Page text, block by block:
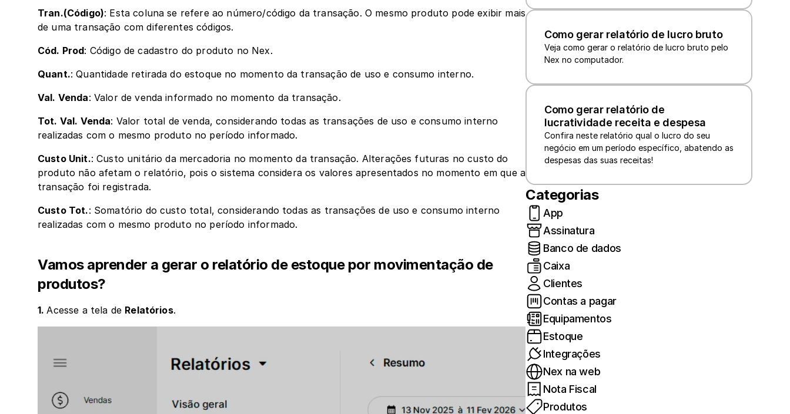
Tran.(Código): Esta coluna se refere ao número/código da transação. O mesmo produto pode exibir mais
de uma transação com diferentes códigos.
Cód. Prod: Código de cadastro do produto no Nex.
Quant.: Quantidade retirada do estoque no momento da transação de uso e consumo interno.
Val. Venda: Valor de venda informado no momento da transação.
Tot. Val. Venda: Valor total de venda, considerando todas as transações de uso e consumo interno
realizadas com o mesmo produto no período informado.
Custo Unit.: Custo unitário da mercadoria no momento da transação. Alterações futuras no custo do
produto não afetam o relatório, pois o sistema considera os valores apresentados no momento em que a
transação foi registrada.
Custo Tot.: Somatório do custo total, considerando todas as transações de uso e consumo interno
realizadas com o mesmo produto no período informado.
Vamos aprender a gerar o relatório de estoque por movimentação de
produtos?
1. Acesse a tela de Relatórios.
Como gerar relatório de lucro bruto
Veja como gerar o relatório de lucro bruto pelo
Nex no computador.
Como gerar relatório de
lucratividade receita e despesa
Confira neste relatório qual o lucro do seu
negócio em um período específico, abatendo as
despesas das suas receitas!
Categorias
App
Assinatura
Banco de dados
Caixa
Clientes
Contas a pagar
Equipamentos
Estoque
Integrações
Nex na web
Nota Fiscal
Produtos